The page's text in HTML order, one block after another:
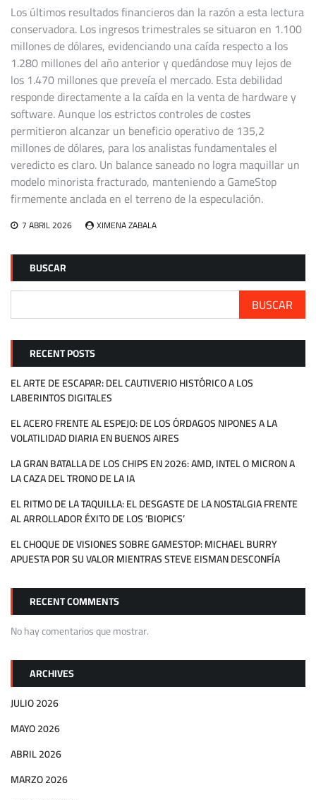
Los últimos resultados financieros dan la razón a esta lectura
conservadora. Los ingresos trimestrales se situaron en 1.100
millones de dólares, evidenciando una caída respecto a los
1.280 millones del año anterior y quedándose muy lejos de
los 1.470 millones que preveía el mercado. Esta debilidad
responde directamente a la caída en la venta de hardware y
software. Aunque los estrictos controles de costes
permitieron alcanzar un beneficio operativo de 135,2
millones de dólares, para los analistas fundamentales el
veredicto es claro. Un balance saneado no logra maquillar un
modelo minorista fracturado, manteniendo a GameStop
firmemente anclada en el terreno de la especulación.
7 ABRIL 2026 XIMENA ZABALA
BUSCAR
BUSCAR
RECENT POSTS
EL ARTE DE ESCAPAR: DEL CAUTIVERIO HISTÓRICO A LOS
LABERINTOS DIGITALES
EL ACERO FRENTE AL ESPEJO: DE LOS ÓRDAGOS NIPONES A LA
VOLATILIDAD DIARIA EN BUENOS AIRES
LA GRAN BATALLA DE LOS CHIPS EN 2026: AMD, INTEL O MICRON A
LA CAZA DEL TRONO DE LA IA
EL RITMO DE LA TAQUILLA: EL DESGASTE DE LA NOSTALGIA FRENTE
AL ARROLLADOR ÉXITO DE LOS ‘BIOPICS’
EL CHOQUE DE VISIONES SOBRE GAMESTOP: MICHAEL BURRY
APUESTA POR SU VALOR MIENTRAS STEVE EISMAN DESCONFÍA
RECENT COMMENTS
No hay comentarios que mostrar.
ARCHIVES
JULIO 2026
MAYO 2026
ABRIL 2026
MARZO 2026